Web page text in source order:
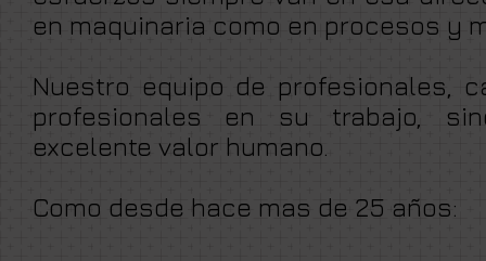
en maquinaria como en procesos y
Nuestro equipo de profesionales,
profesionales en su trabajo,
excelente valor humano.
Como desde hace mas de 25 años: